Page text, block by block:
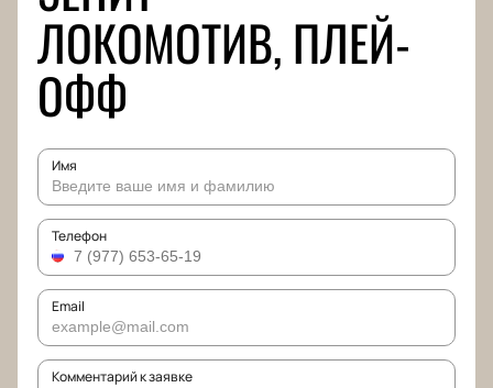
ЛОКОМОТИВ, ПЛЕЙ-
ОФФ
Имя
Телефон
Email
Комментарий к заявке